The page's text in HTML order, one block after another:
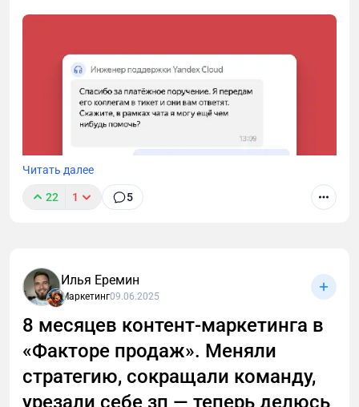
Мы платим Yandex Cloud около 100 000 рублей
ежемесячно. Из-за болезни бухгалтера счет не был
оплачен вовремя — сервера заблокировали
обратились в поддержку с платежным поручением,
Читать далее
22 1 5
Илья Еремин
Маркетинг09.06.2025
8 месяцев контент-маркетинга в
«Факторе продаж». Меняли
стратегию, сокращали команду,
урезали себе зп — теперь делюсь